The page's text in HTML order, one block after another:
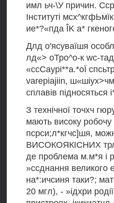
имл ьч-\У причин.
Інституті
ие*?«пда ÎK а*
Длд о'ясуваїшя
лд«> оТро^о-к wc-
«ссСаурі**а.*оЇ
varepiajiin,
сплавів підносяться
З технічної точхч
мають високу робочу
псрси;л*кгчс]шя,
ВИСОКОЯКІСНИХ
де проблема м.м*я і
»ссднання великого
на*:ичсиня таки?;
20 мгл), - »ідхри